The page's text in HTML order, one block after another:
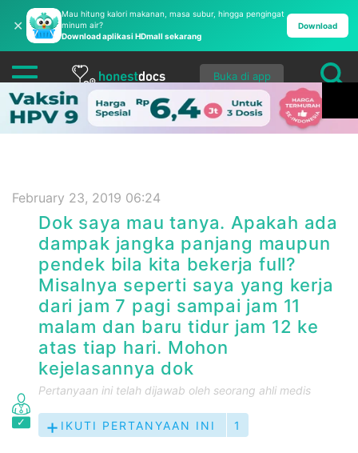
✕
Mau hitung kalori makanan, masa subur, hingga pengingat
minum air?
Download aplikasi HDmall sekarang
Download
Buka di app
February 23, 2019 06:24
Dok saya mau tanya. Apakah ada
dampak jangka panjang maupun
pendek bila kita bekerja full?
Misalnya seperti saya yang kerja
dari jam 7 pagi sampai jam 11
malam dan baru tidur jam 12 ke
atas tiap hari. Mohon
kejelasannya dok
Pertanyaan ini telah dijawab oleh seorang ahli medis
IKUTI PERTANYAAN INI 1